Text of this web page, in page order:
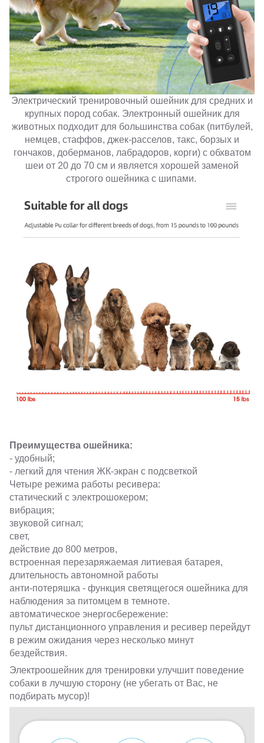
Электрический тренировочный ошейник для средних и
крупных пород собак. Электронный ошейник для
животных подходит для большинства собак (питбулей,
немцев, стаффов, джек-расселов, такс, борзых и
гончаков, доберманов, лабрадоров, корги) с обхватом
шеи от 20 до 70 см и является хорошей заменой
строгого ошейника с шипами.
Преимущества ошейника:
- удобный;
- легкий для чтения ЖК-экран с подсветкой
Четыре режима работы ресивера:
статический с электрошокером;
вибрация;
звуковой сигнал;
свет,
действие до 800 метров,
встроенная перезаряжаемая литиевая батарея,
длительность автономной работы
анти-потеряшка - функция светящегося ошейника для
наблюдения за питомцем в темноте.
автоматическое энергосбережение:
пульт дистанционного управления и ресивер перейдут
в режим ожидания через несколько минут
бездействия.
Электроошейник для тренировки улучшит поведение
собаки в лучшую сторону (не убегать от Вас, не
подбирать мусор)!